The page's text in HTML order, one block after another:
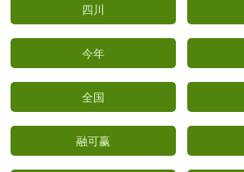
四川
今年
全国
融可赢